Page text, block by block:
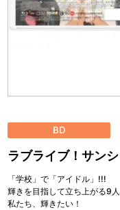
BD
ラブライブ！サン
「学校」で「アイドル」!!!
輝きを目指して立ち上がる9
私たち、輝きたい！